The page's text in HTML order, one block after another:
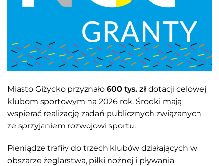
Miasto Giżycko przyznało 600 tys. zł dotacji celowej
klubom sportowym na 2026 rok. Środki mają
wspierać realizację zadań publicznych związanych
ze sprzyjaniem rozwojowi sportu.
Pieniądze trafiły do trzech klubów działających w
obszarze żeglarstwa, piłki nożnej i pływania.